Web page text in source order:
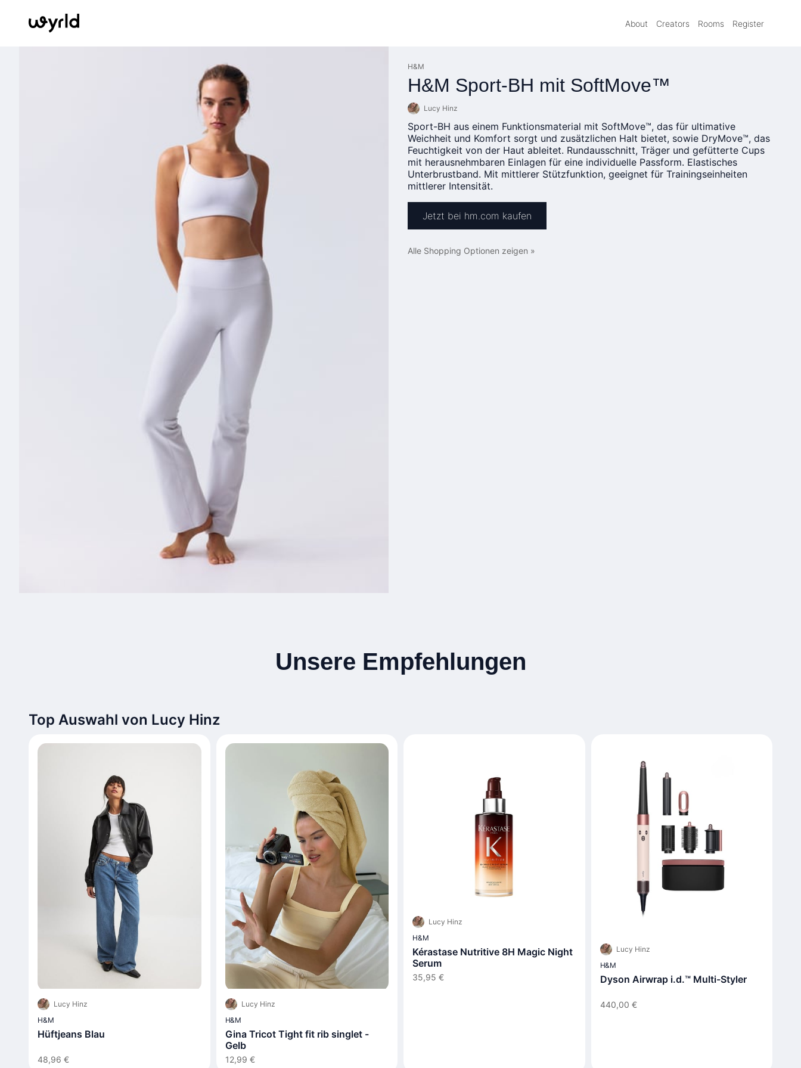
About Creators Rooms Register
H&M
H&M Sport-BH mit SoftMove™
Lucy Hinz
Sport-BH aus einem Funktionsmaterial mit SoftMove™, das für ultimative
Weichheit und Komfort sorgt und zusätzlichen Halt bietet, sowie DryMove™, das
Feuchtigkeit von der Haut ableitet. Rundausschnitt, Träger und gefütterte Cups
mit herausnehmbaren Einlagen für eine individuelle Passform. Elastisches
Unterbrustband. Mit mittlerer Stützfunktion, geeignet für Trainingseinheiten
mittlerer Intensität.
Jetzt bei hm.com kaufen
Alle Shopping Optionen zeigen »
Unsere Empfehlungen
Top Auswahl von Lucy Hinz
Lucy Hinz
H&M
Hüftjeans Blau
48,96 €
Lucy Hinz
H&M
Gina Tricot Tight fit rib singlet -
Gelb
12,99 €
Lucy Hinz
H&M
Kérastase Nutritive 8H Magic Night
Serum
35,95 €
Lucy Hinz
H&M
Dyson Airwrap i.d.™ Multi-Styler
440,00 €